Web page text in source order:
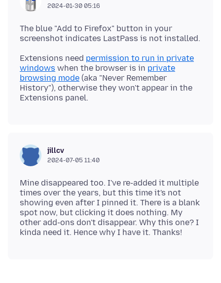
2024-01-30 05:16
The blue "Add to Firefox" button in your
Extensions need permission to run in private
windows when the browser is in private
browsing mode (aka "Never Remember
History"), otherwise they won't appear in the
jillcv
2024-07-05 11:40
Mine disappeared too. I've re-added it multiple
times over the years, but this time it's not
showing even after I pinned it. There is a blank
spot now, but clicking it does nothing. My
other add-ons don't disappear. Why this one? I